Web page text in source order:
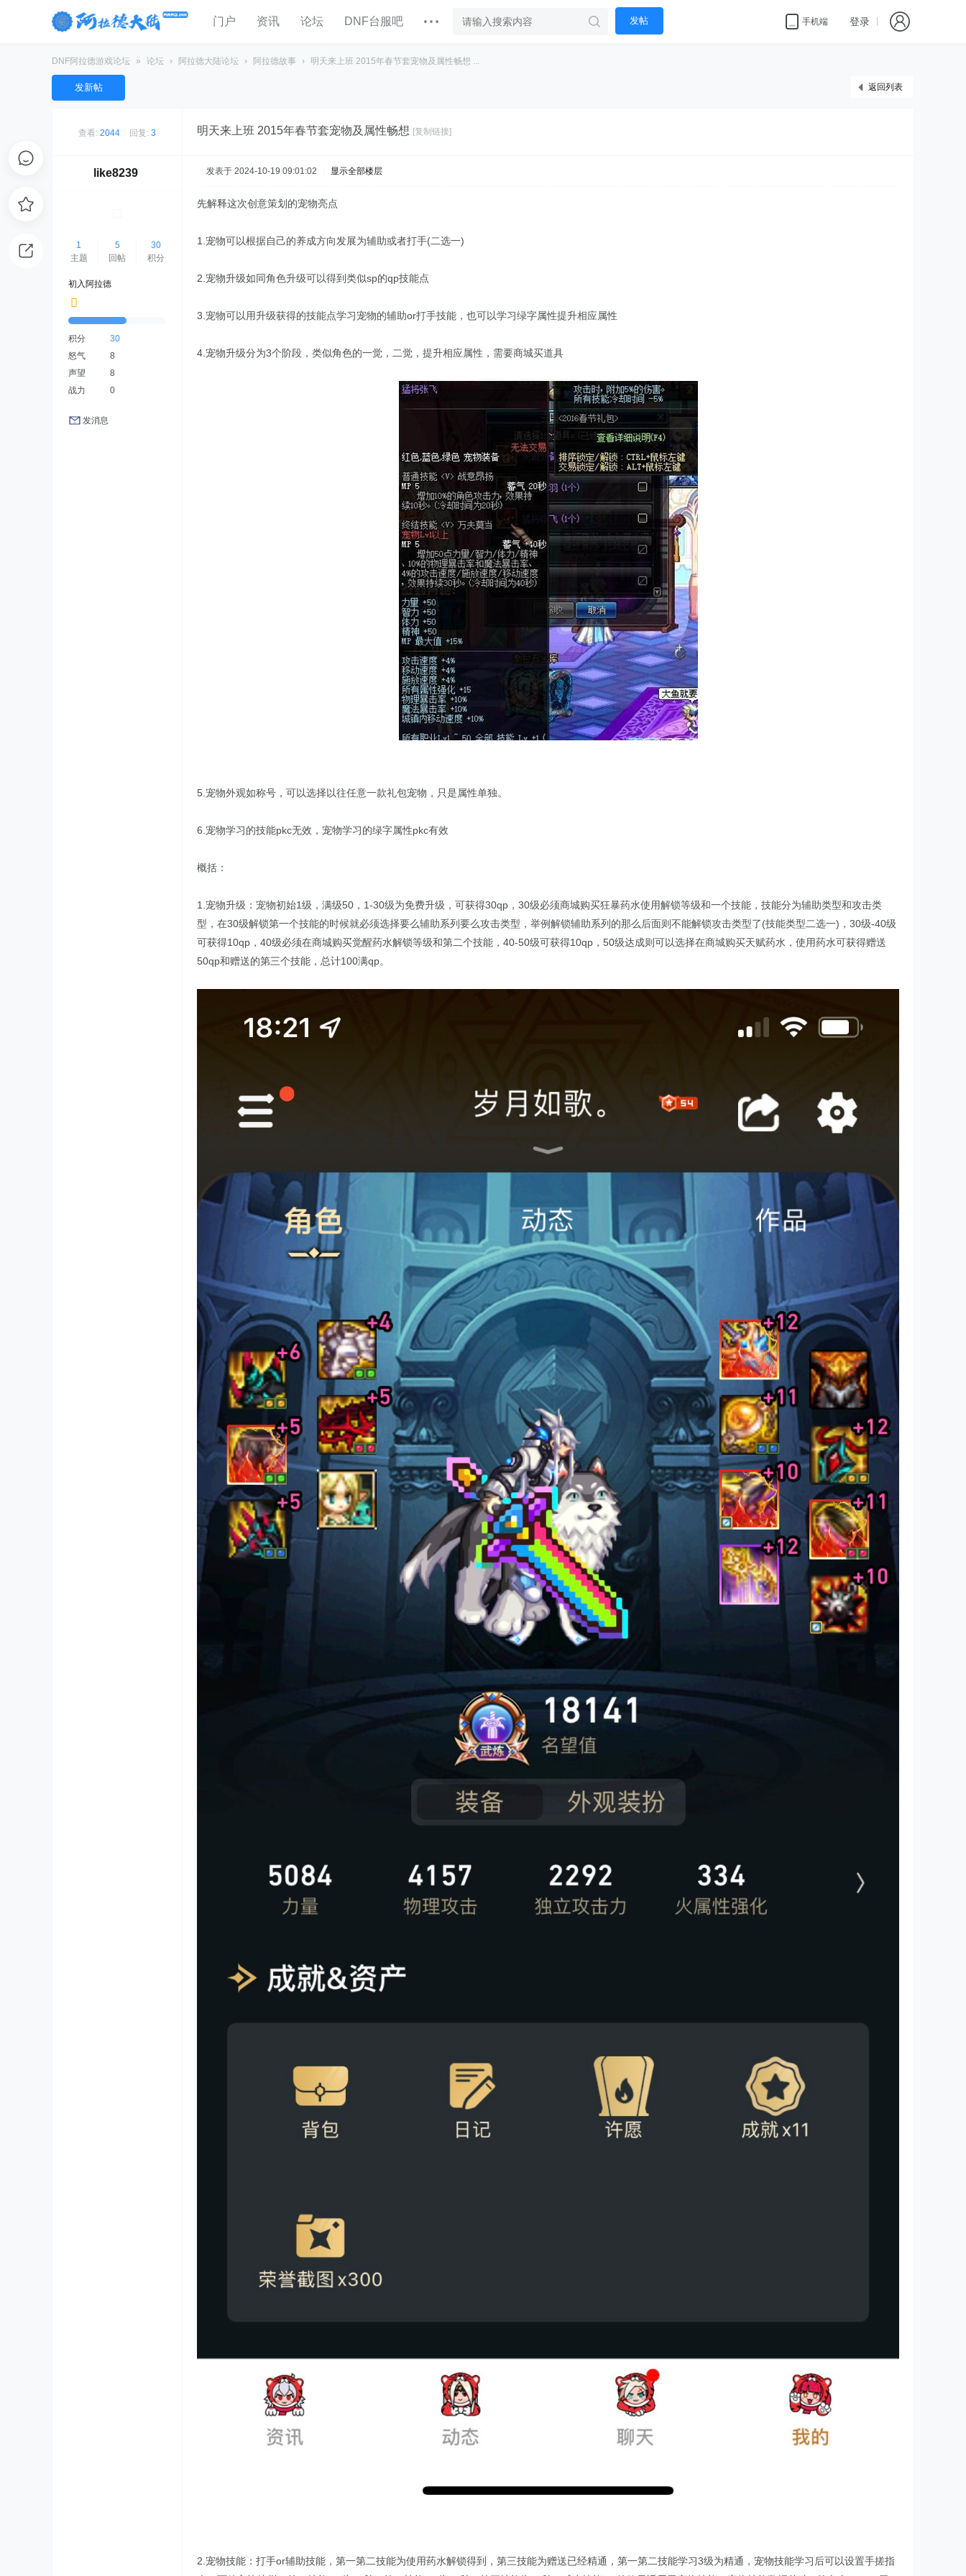
门户 资讯 论坛 DNF台服吧 发帖 手机端 登录
DNF阿拉德游戏论坛 » 论坛 › 阿拉德大陆论坛 › 阿拉德故事 › 明天来上班 2015年春节套宠物及属性畅想 ...
返回列表
发新帖
查看: 2044 回复: 3 明天来上班 2015年春节套宠物及属性畅想 [复制链接]
like8239
1
主题
5
回帖
30
积分
初入阿拉德
积分
30
怒气
8
声望
8
战力
0
发消息
发表于 2024-10-19 09:01:02 显示全部楼层
先解释这次创意策划的宠物亮点
1.宠物可以根据自己的养成方向发展为辅助或者打手(二选一)
2.宠物升级如同角色升级可以得到类似sp的qp技能点
3.宠物可以用升级获得的技能点学习宠物的辅助or打手技能，也可以学习绿字属性提升相应属性
4.宠物升级分为3个阶段，类似角色的一觉，二觉，提升相应属性，需要商城买道具
5.宠物外观如称号，可以选择以往任意一款礼包宠物，只是属性单独。
6.宠物学习的技能pkc无效，宠物学习的绿字属性pkc有效
概括：
1.宠物升级：宠物初始1级，满级50，1-30级为免费升级，可获得30qp，30级必须商城购买狂暴药水使用解锁等级和一个技能，技能分为辅助类型和攻击类
型，在30级解锁第一个技能的时候就必须选择要么辅助系列要么攻击类型，举例解锁辅助系列的那么后面则不能解锁攻击类型了(技能类型二选一)，30级-40级
可获得10qp，40级必须在商城购买觉醒药水解锁等级和第二个技能，40-50级可获得10qp，50级达成则可以选择在商城购买天赋药水，使用药水可获得赠送
50qp和赠送的第三个技能，总计100满qp。
2.宠物技能：打手or辅助技能，第一第二技能为使用药水解锁得到，第三技能为赠送已经精通，第一第二技能学习3级为精通，宠物技能学习后可以设置手搓指